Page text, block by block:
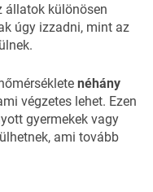
állatok különösen
úgy izzadni, mint az
néhány
végzetes lehet. Ezen
gyermekek vagy
ami tovább